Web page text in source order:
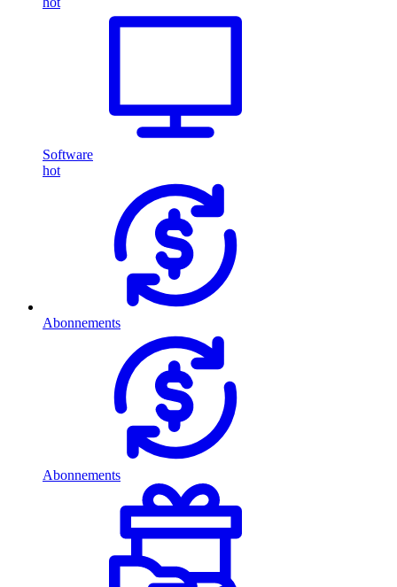
Software
hot
Abonnements
Abonnements